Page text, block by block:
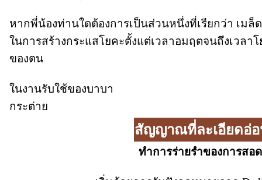
หากพี่น้องท่านใดต้องการเป็นส่วนหนึ่งที่เรียกว่า เม
ในการสร้างกระแสโยคะตั้งแต่เวลาอมฤตจนถึงเวล
ของตน
ในงานรับใช้ของบาบา
กระต่าย
สัญญาณที่ละเอียดอ่อ
ทำการร่ายรำของการสอ